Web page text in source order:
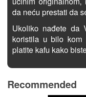
da neću prestati da
Ukoliko nađete da
koristila u bilo kom
platite kafu kako
Recommended